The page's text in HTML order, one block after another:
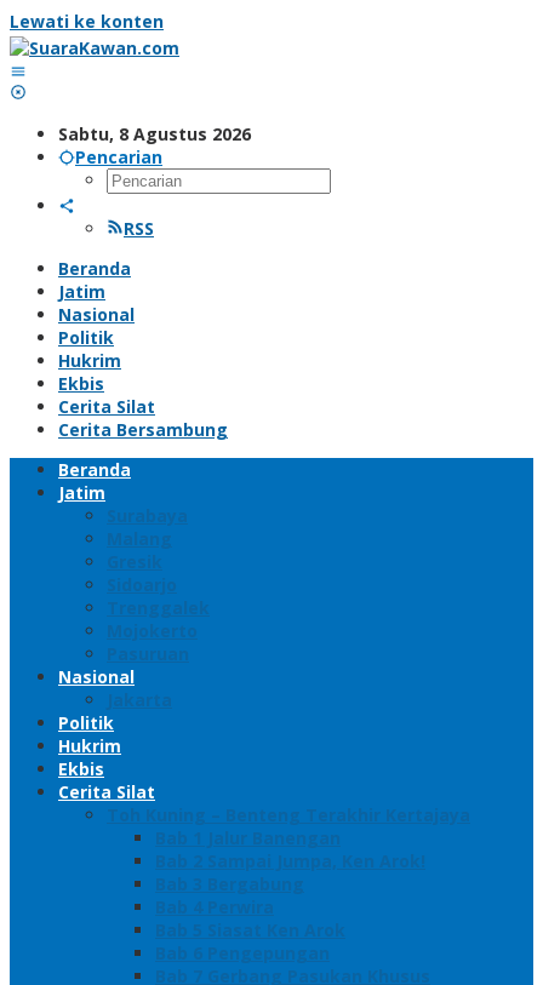
Lewati ke konten
Sabtu, 8 Agustus 2026
Pencarian
RSS
Beranda
Jatim
Nasional
Politik
Hukrim
Ekbis
Cerita Silat
Cerita Bersambung
Beranda
Jatim
Surabaya
Malang
Gresik
Sidoarjo
Trenggalek
Mojokerto
Pasuruan
Nasional
Jakarta
Politik
Hukrim
Ekbis
Cerita Silat
Toh Kuning – Benteng Terakhir Kertajaya
Bab 1 Jalur Banengan
Bab 2 Sampai Jumpa, Ken Arok!
Bab 3 Bergabung
Bab 4 Perwira
Bab 5 Siasat Ken Arok
Bab 6 Pengepungan
Bab 7 Gerbang Pasukan Khusus